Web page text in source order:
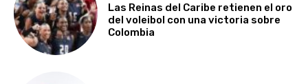
Las Reinas del Caribe retienen el oro
del voleibol con una victoria sobre
Colombia